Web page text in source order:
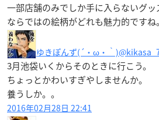
一部店舗のみでしか手に入らないグ
ならではの絵柄がどれも魅力的ですね。
ゆきぽんず(´・ω・｀)
3月池袋いくからそのときに行こう。
ちょっとかわいすぎやしませんか。
養うしか。。
2016年02月28日 22:41